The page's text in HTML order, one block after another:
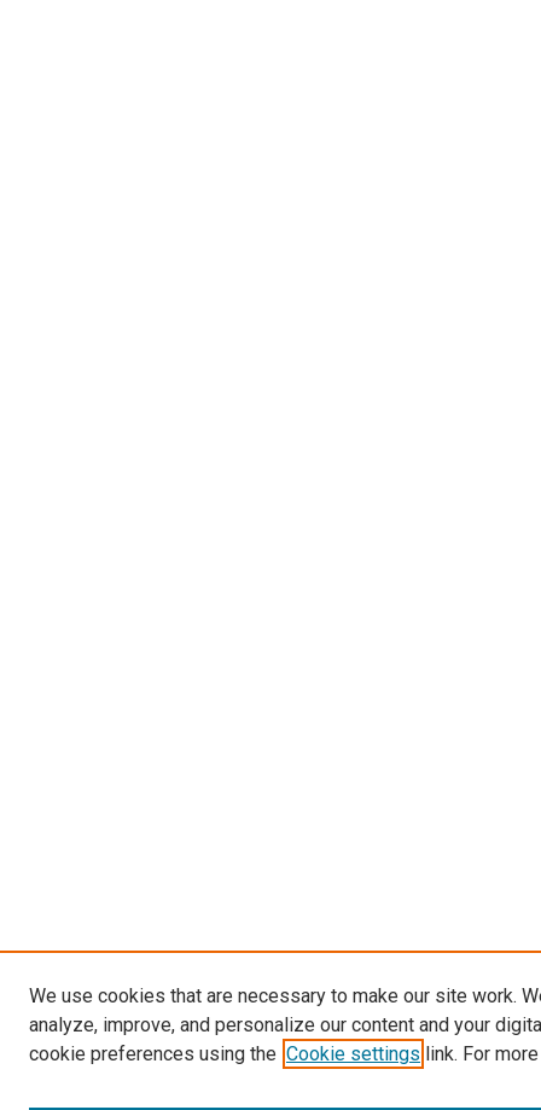
We use cookies that are necessary to make our site work.
analyze, improve, and personalize our content and your
cookie preferences using the Cookie settings link. For